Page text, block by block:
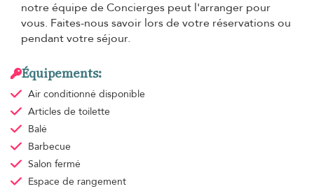
notre équipe de Concierges peut l'arranger pour
vous. Faites-nous savoir lors de votre réservations ou
pendant votre séjour.
Équipements:
Air conditionné disponible
Articles de toilette
Balé
Barbecue
Salon fermé
Espace de rangement